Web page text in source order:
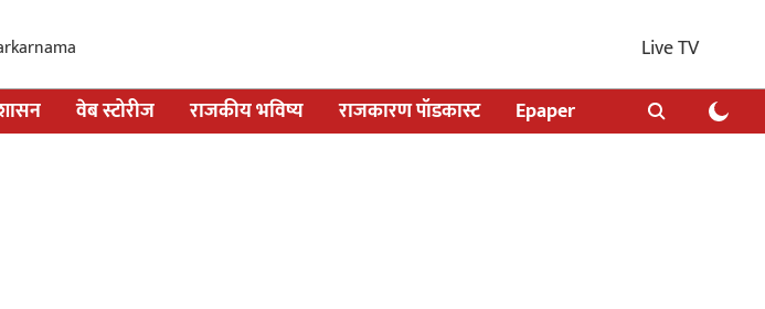
Live TV
वेब स्टोरीज राजकीय भविष्य राजकारण पॉडकास्ट Epaper